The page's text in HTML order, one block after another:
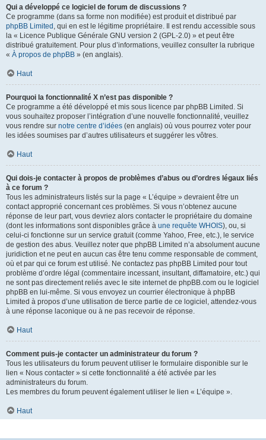
Qui a développé ce logiciel de forum de discussions ?
Ce programme (dans sa forme non modifiée) est produit et distribué par
phpBB Limited , qui en est le légitime propriétaire. Il est rendu accessible sous
la « Licence Publique Générale GNU version 2 (GPL-2.0) » et peut être
distribué gratuitement. Pour plus d’informations, veuillez consulter la rubrique
« À propos de phpBB » (en anglais).
Haut
Pourquoi la fonctionnalité X n’est pas disponible ?
Ce programme a été développé et mis sous licence par phpBB Limited. Si
vous souhaitez proposer l’intégration d’une nouvelle fonctionnalité, veuillez
vous rendre sur notre centre d’idées (en anglais) où vous pourrez voter pour
les idées soumises par d’autres utilisateurs et suggérer les vôtres.
Haut
Qui dois-je contacter à propos de problèmes d’abus ou d’ordres légaux liés
à ce forum ?
Tous les administrateurs listés sur la page « L’équipe » devraient être un
contact approprié concernant ces problèmes. Si vous n’obtenez aucune
réponse de leur part, vous devriez alors contacter le propriétaire du domaine
(dont les informations sont disponibles grâce à une requête WHOIS), ou, si
celui-ci fonctionne sur un service gratuit (comme Yahoo, Free, etc.), le service
de gestion des abus. Veuillez noter que phpBB Limited n’a absolument aucune
juridiction et ne peut en aucun cas être tenu comme responsable de comment,
où et par qui ce forum est utilisé. Ne contactez pas phpBB Limited pour tout
problème d’ordre légal (commentaire incessant, insultant, diffamatoire, etc.) qui
ne sont pas directement reliés avec le site internet de phpBB.com ou le logiciel
phpBB en lui-même. Si vous envoyez un courrier électronique à phpBB
Limited à propos d’une utilisation de tierce partie de ce logiciel, attendez-vous
à une réponse laconique ou à ne pas recevoir de réponse.
Haut
Comment puis-je contacter un administrateur du forum ?
Tous les utilisateurs du forum peuvent utiliser le formulaire disponible sur le
lien « Nous contacter » si cette fonctionnalité a été activée par les
administrateurs du forum.
Les membres du forum peuvent également utiliser le lien « L’équipe ».
Haut